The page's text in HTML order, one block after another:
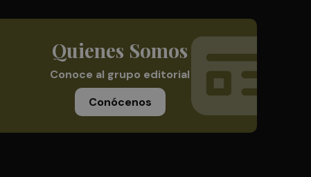
Quienes Somos
Conoce al grupo editorial
Conócenos